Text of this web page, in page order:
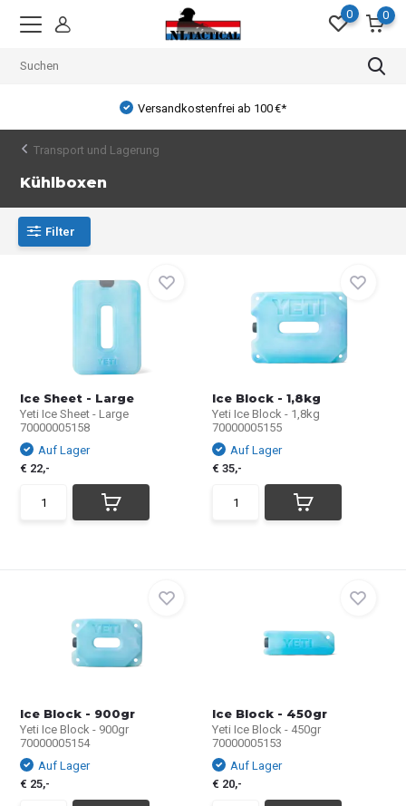
0 0
Versandkostenfrei ab 100 €*
Transport und Lagerung
Kühlboxen
Filter
Ice Sheet - Large
Yeti Ice Sheet - Large
70000005158
Auf Lager
€ 22,-
Ice Block - 1,8kg
Yeti Ice Block - 1,8kg
70000005155
Auf Lager
€ 35,-
Ice Block - 900gr
Yeti Ice Block - 900gr
70000005154
Auf Lager
€ 25,-
Ice Block - 450gr
Yeti Ice Block - 450gr
70000005153
Auf Lager
€ 20,-